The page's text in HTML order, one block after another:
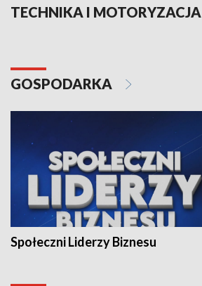
TECHNIKA I MOTORYZACJA
GOSPODARKA
Społeczni Liderzy Biznesu